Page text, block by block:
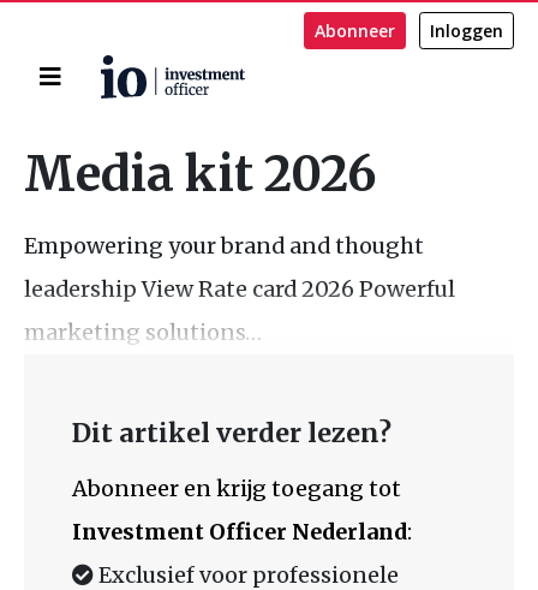
Home
Abonneer Inloggen
Media kit 2026
Empowering your brand and thought
leadership View Rate card 2026 Powerful
marketing solutions…
Dit artikel verder lezen?
Abonneer en krijg toegang tot
Investment Officer Nederland:
Exclusief voor professionele